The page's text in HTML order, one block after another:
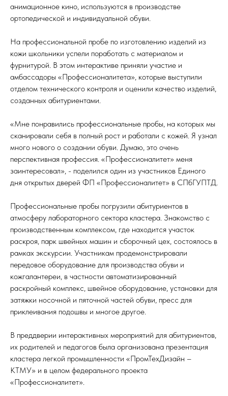
анимационное кино, используются в производстве
ортопедической и индивидуальной обуви.
На профессиональной пробе по изготовлению изделий из
кожи школьники успели поработать с материалом и
фурнитурой. В этом интерактиве приняли участие и
амбассадоры «Профессионалитета», которые выступили
отделом технического контроля и оценили качество изделий,
созданных абитуриентами.
«Мне понравились профессиональные пробы, на которых мы
сканировали себя в полный рост и работали с кожей. Я узнал
много нового о создании обуви. Думаю, это очень
перспективная профессия. «Профессионалитет» меня
заинтересовал», - поделился один из участников Единого
дня открытых дверей ФП «Профессионалитет» в СПбГУПТД.
Профессиональные пробы погрузили абитуриентов в
атмосферу лабораторного сектора кластера. Знакомство с
производственным комплексом, где находится участок
раскроя, парк швейных машин и сборочный цех, состоялось в
рамках экскурсии. Участникам продемонстрировали
передовое оборудование для производства обуви и
кожгалантереи, в частности автоматизированный
раскройный комплекс, швейное оборудование, установки для
затяжки носочной и пяточной частей обуви, пресс для
приклеивания подошвы и многое другое.
В преддверии интерактивных мероприятий для абитуриентов,
их родителей и педагогов была организована презентация
кластера легкой промышленности «ПромТехДизайн –
КТМУ» и в целом федерального проекта
«Профессионалитет».